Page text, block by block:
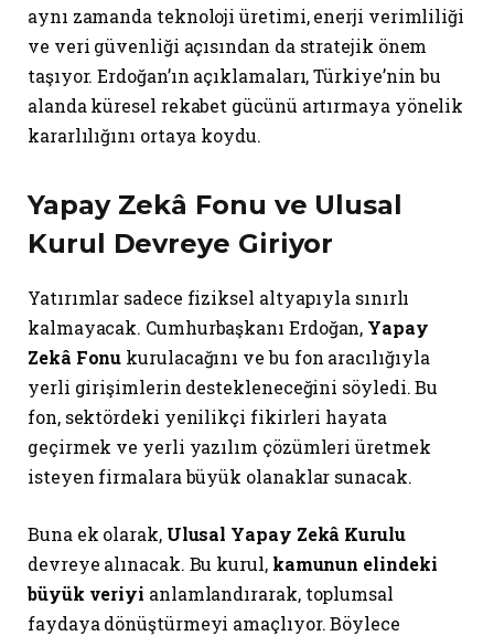
aynı zamanda teknoloji üretimi, enerji verimliliği
ve veri güvenliği açısından da stratejik önem
taşıyor. Erdoğan’ın açıklamaları, Türkiye’nin bu
alanda küresel rekabet gücünü artırmaya yönelik
kararlılığını ortaya koydu.
Yapay Zekâ Fonu ve Ulusal
Kurul Devreye Giriyor
Yatırımlar sadece fiziksel altyapıyla sınırlı
kalmayacak. Cumhurbaşkanı Erdoğan, Yapay
Zekâ Fonu kurulacağını ve bu fon aracılığıyla
yerli girişimlerin destekleneceğini söyledi. Bu
fon, sektördeki yenilikçi fikirleri hayata
geçirmek ve yerli yazılım çözümleri üretmek
isteyen firmalara büyük olanaklar sunacak.
Buna ek olarak, Ulusal Yapay Zekâ Kurulu
devreye alınacak. Bu kurul, kamunun elindeki
büyük veriyi anlamlandırarak, toplumsal
faydaya dönüştürmeyi amaçlıyor. Böylece